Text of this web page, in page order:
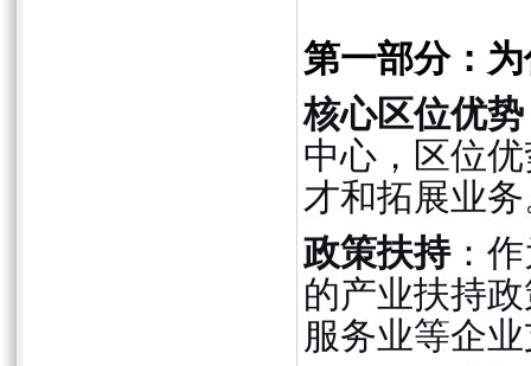
第一部分：
核心区位优势
中心，区位
才和拓展业
政策扶持：
的产业扶持
服务业等企